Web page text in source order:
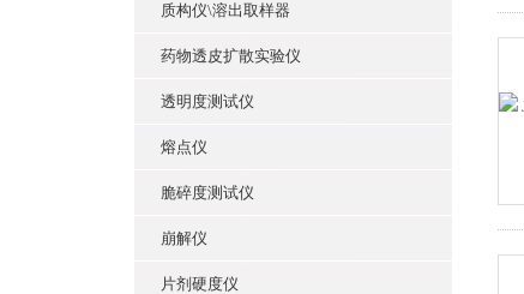
质构仪\溶出取样器
药物透皮扩散实验仪
透明度测试仪
熔点仪
脆碎度测试仪
崩解仪
片剂硬度仪